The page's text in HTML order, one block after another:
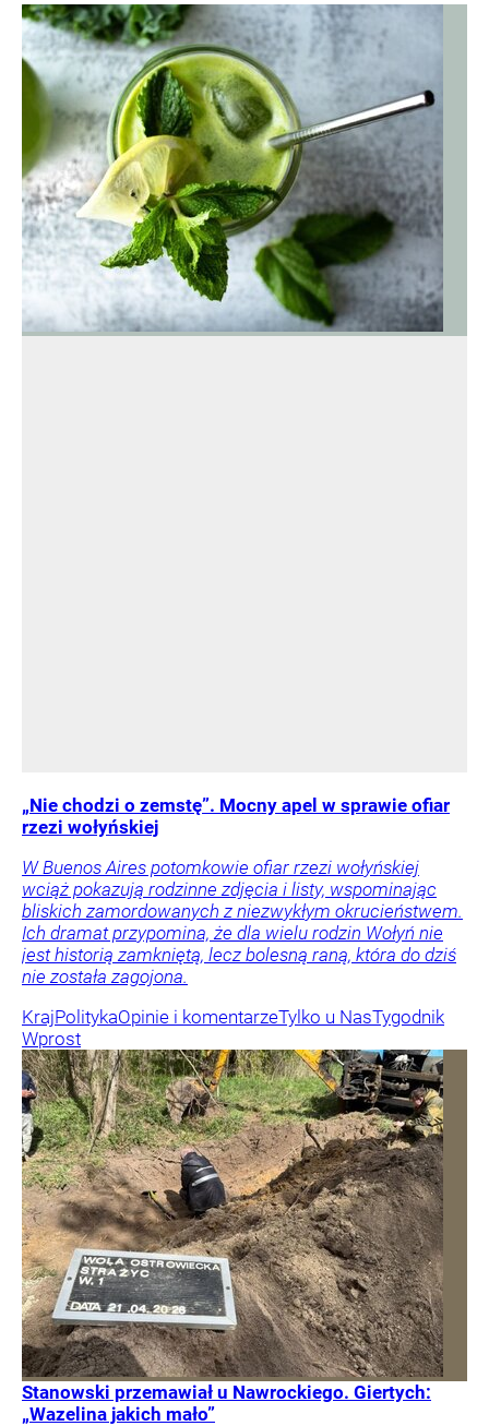
„Nie chodzi o zemstę”. Mocny apel w sprawie ofiar
rzezi wołyńskiej
W Buenos Aires potomkowie ofiar rzezi wołyńskiej
wciąż pokazują rodzinne zdjęcia i listy, wspominając
bliskich zamordowanych z niezwykłym okrucieństwem.
Ich dramat przypomina, że dla wielu rodzin Wołyń nie
jest historią zamkniętą, lecz bolesną raną, która do dziś
nie została zagojona.
KrajPolitykaOpinie i komentarzeTylko u NasTygodnik
Wprost
Stanowski przemawiał u Nawrockiego. Giertych:
„Wazelina jakich mało”